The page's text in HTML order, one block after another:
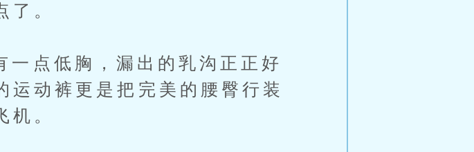
了。
低胸，漏出的乳沟正正好
运动裤更是把完美的腰臀行装
机。